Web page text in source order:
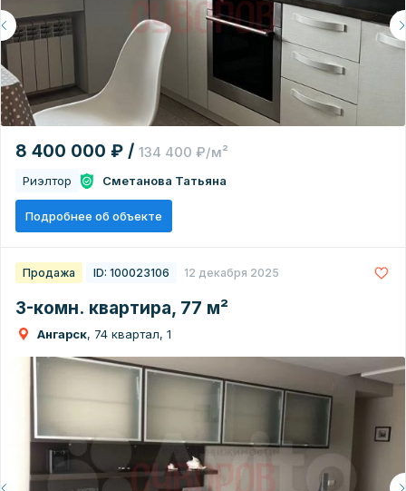
8 400 000 ₽ / 134 400 ₽/м²
Риэлтор Сметанова Татьяна
Подробнее об объекте
Продажа ID: 100023106 12 декабря 2025
3-комн. квартира, 77 м²
Ангарск, 74 квартал, 1